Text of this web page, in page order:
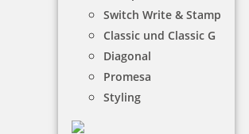
Switch Write & Stamp
Classic und Classic G
Diagonal
Promesa
Styling
Jetzt gestalten